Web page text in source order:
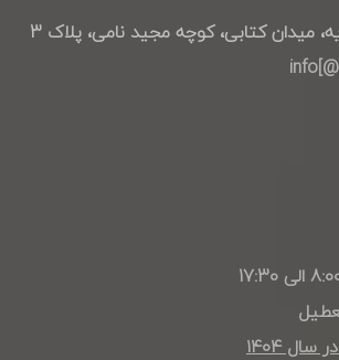
میدان کتابی، کوچه مجید نامی، پلاک 3
۱۴۰4